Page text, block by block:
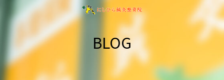
BLOG